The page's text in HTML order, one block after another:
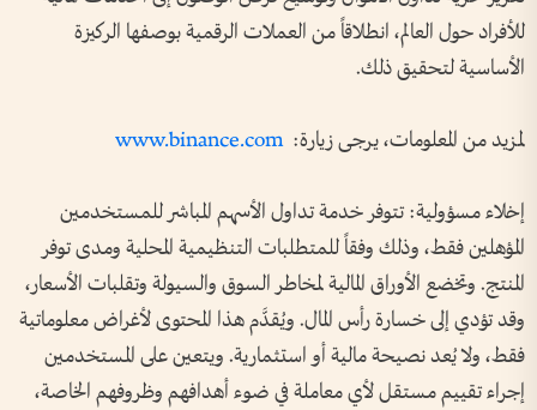
للأفراد حول العالم، انطلاقاً من العملات الرقمية بوصفها الركيزة
الأساسية لتحقيق ذلك.
لمزيد من المعلومات، يرجى زيارة:www.binance.com
إخلاء مسؤولية: تتوفر خدمة تداول الأسهم المباشر للمستخدمين
المؤهلين فقط، وذلك وفقاً للمتطلبات التنظيمية المحلية ومدى توفر
المنتج. وتخضع الأوراق المالية لمخاطر السوق والسيولة وتقلبات الأسعار،
وقد تؤدي إلى خسارة رأس المال. ويُقدَّم هذا المحتوى لأغراض معلوماتية
فقط، ولا يُعد نصيحة مالية أو استثمارية. ويتعين على المستخدمين
إجراء تقييم مستقل لأي معاملة في ضوء أهدافهم وظروفهم الخاصة،